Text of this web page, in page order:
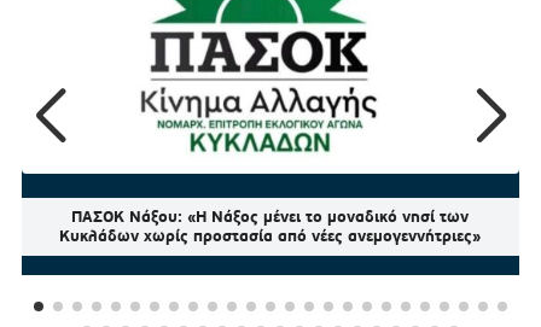
ΠΑΣΟΚ Νάξου: «Η Νάξος μένει το μοναδικό νησί των
Κυκλάδων χωρίς προστασία από νέες ανεμογεννήτριες»